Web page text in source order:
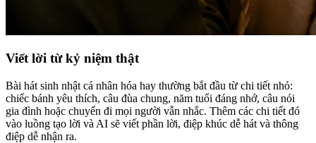
Viết lời từ kỷ niệm thật
Bài hát sinh nhật cá nhân hóa hay thường bắt đầu từ chi tiết nhỏ:
chiếc bánh yêu thích, câu đùa chung, năm tuổi đáng nhớ, câu nói
gia đình hoặc chuyến đi mọi người vẫn nhắc. Thêm các chi tiết đó
vào luồng tạo lời và AI sẽ viết phần lời, điệp khúc dễ hát và thông
điệp dễ nhận ra.